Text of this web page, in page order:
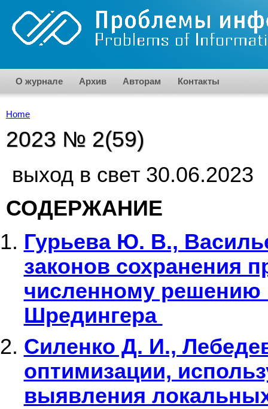
О журнале Архив Авторам Контакты
You are here
Home
2023 № 2(59)
выход в свет 30.06.2023
СОДЕРЖАНИЕ
Гурьева Ю. В.,
законов сохранения
численному решению
Шредингера
Силенко Д. И.,
оптимизации,
выявления